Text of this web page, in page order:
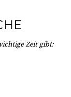
Zeit gibt: